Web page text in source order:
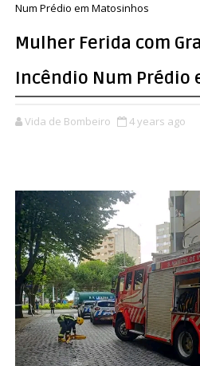
Num Prédio em Matosinhos
Mulher Ferida com
Incêndio Num Prédio
Vida de Bombeiro 4 years ago